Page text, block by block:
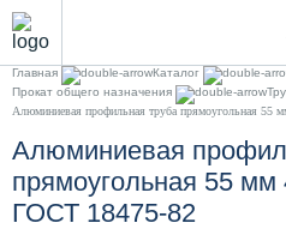
Главная
Каталог
Прокат общего назначения
Алюминиевая профильная труба прямоугольная
Алюминиевая
прямоугольная 55
ГОСТ 18475-82